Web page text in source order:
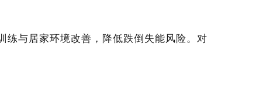
练与居家环境改善，降低跌倒失能风险。对